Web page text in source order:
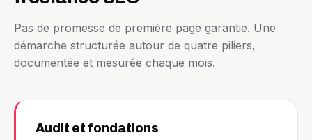
Pas de promesse de première page garantie. Une
démarche structurée autour de quatre piliers,
documentée et mesurée chaque mois.
Audit et fondations